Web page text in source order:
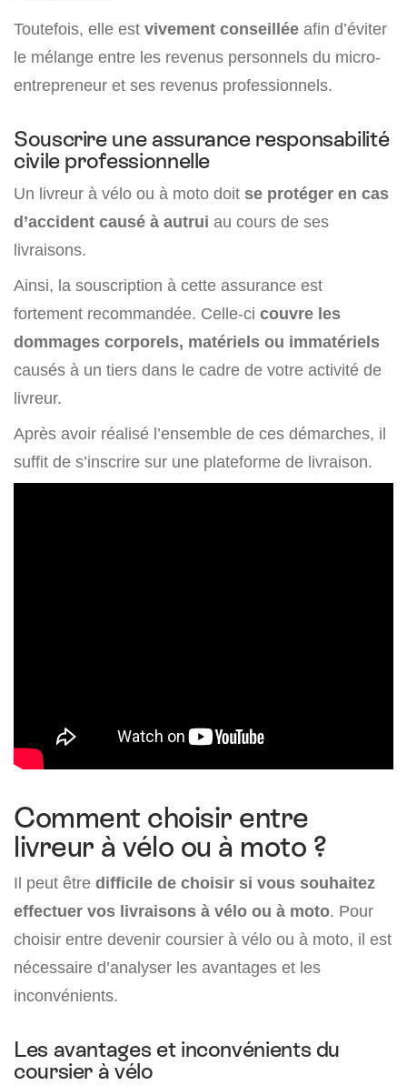
Toutefois, elle est vivement conseillée afin d’éviter
le mélange entre les revenus personnels du micro-
entrepreneur et ses revenus professionnels.
Souscrire une assurance responsabilité
civile professionnelle
Un livreur à vélo ou à moto doit se protéger en cas
d’accident causé à autrui au cours de ses
livraisons.
Ainsi, la souscription à cette assurance est
fortement recommandée. Celle-ci couvre les
dommages corporels, matériels ou immatériels
causés à un tiers dans le cadre de votre activité de
livreur.
Après avoir réalisé l’ensemble de ces démarches, il
suffit de s’inscrire sur une plateforme de livraison.
Comment choisir entre
livreur à vélo ou à moto ?
Il peut être difficile de choisir si vous souhaitez
effectuer vos livraisons à vélo ou à moto. Pour
choisir entre devenir coursier à vélo ou à moto, il est
nécessaire d’analyser les avantages et les
inconvénients.
Les avantages et inconvénients du
coursier à vélo